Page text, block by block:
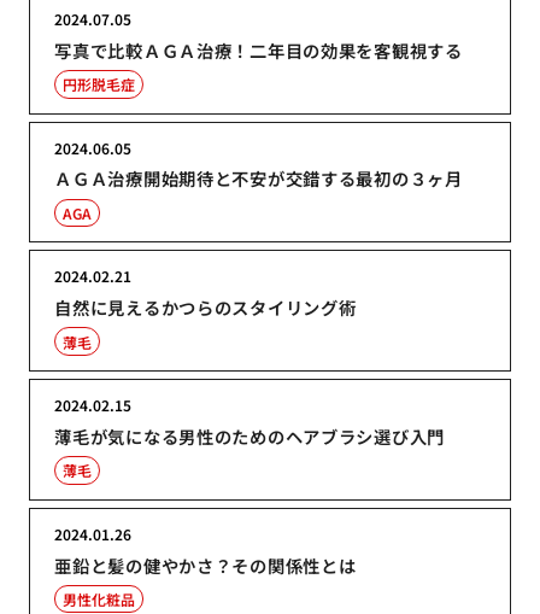
写真で比較ＡＧＡ治療！二年目の効果を客観視する
2024.07.05
円形脱毛症
ＡＧＡ治療開始期待と不安が交錯する最初の３ヶ月
2024.06.05
AGA
自然に見えるかつらのスタイリング術
2024.02.21
薄毛
薄毛が気になる男性のためのヘアブラシ選び入門
2024.02.15
薄毛
亜鉛と髪の健やかさ？その関係性とは
2024.01.26
男性化粧品